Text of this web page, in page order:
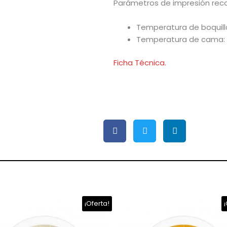
Parámetros de impresión
Temperatura de
Temperatura de cama:
Ficha Técnica.
¡Oferta!